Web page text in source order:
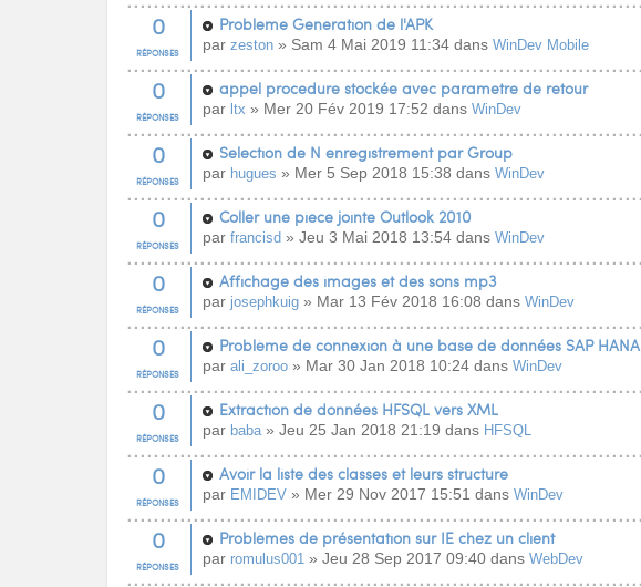
0
RÉPONSES
Probleme Generation de l'APK
par zeston » Sam 4 Mai 2019 11:34 dans WinDev Mobile
0
RÉPONSES
appel procedure stockée avec parametre de retour
par ltx » Mer 20 Fév 2019 17:52 dans WinDev
0
RÉPONSES
Selection de N enregistrement par Group
par hugues » Mer 5 Sep 2018 15:38 dans WinDev
0
RÉPONSES
Coller une piece jointe Outlook 2010
par francisd » Jeu 3 Mai 2018 13:54 dans WinDev
0
RÉPONSES
Affichage des images et des sons mp3
par josephkuig » Mar 13 Fév 2018 16:08 dans WinDev
0
RÉPONSES
Problème de connexion à une base de données SAP HANA
par ali_zoroo » Mar 30 Jan 2018 10:24 dans WinDev
0
RÉPONSES
Extraction de données HFSQL vers XML
par baba » Jeu 25 Jan 2018 21:19 dans HFSQL
0
RÉPONSES
Avoir la liste des classes et leurs structure
par EMIDEV » Mer 29 Nov 2017 15:51 dans WinDev
0
RÉPONSES
Problèmes de présentation sur IE chez un client
par romulus001 » Jeu 28 Sep 2017 09:40 dans WebDev